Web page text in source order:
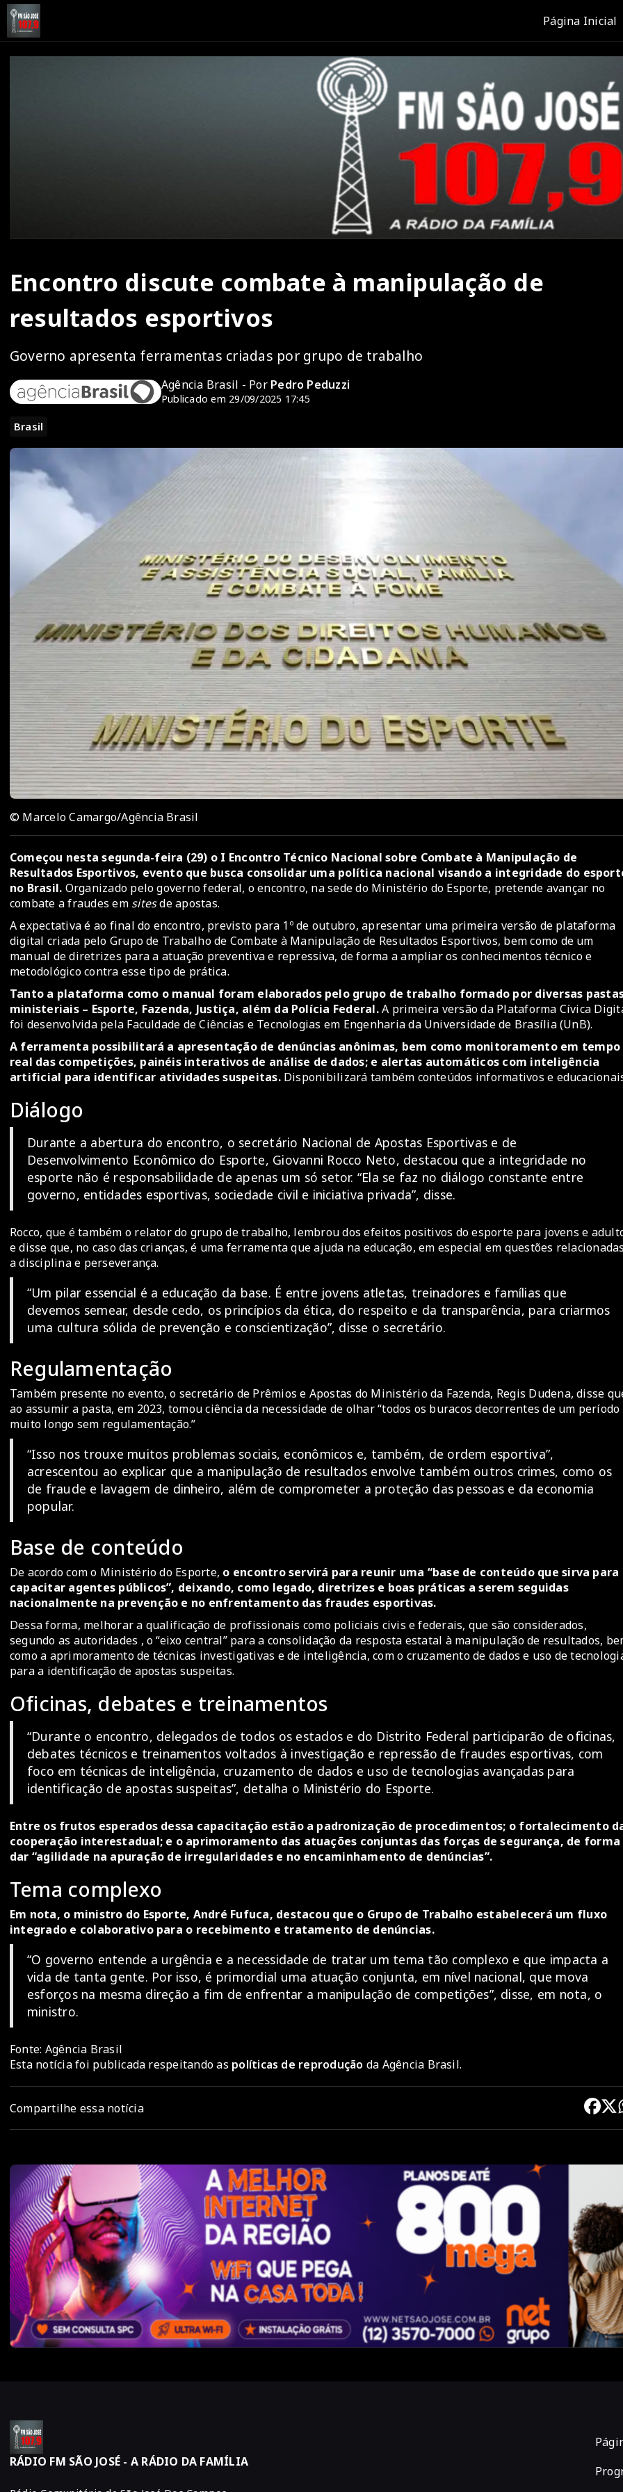
Página Inicial
Encontro discute combate à manipulação de
resultados esportivos
Governo apresenta ferramentas criadas por grupo de trabalho
Agência Brasil - Por Pedro Peduzzi
Publicado em 29/09/2025 17:45
Brasil
© Marcelo Camargo/Agência Brasil
Começou nesta segunda-feira (29) o I Encontro Técnico Nacional sobre Combate à Manipulação de
Resultados Esportivos, evento que busca consolidar uma política nacional visando a integridade do
no Brasil. Organizado pelo governo federal, o encontro, na sede do Ministério do Esporte, pretende avançar no
combate a fraudes em sitesde apostas.
A expectativa é ao final do encontro, previsto para 1º de outubro, apresentar uma primeira versão de plataforma
digital criada pelo Grupo de Trabalho de Combate à Manipulação de Resultados Esportivos, bem como de um
manual de diretrizes para a atuação preventiva e repressiva, de forma a ampliar os conhecimentos técnico e
metodológico contra esse tipo de prática.
Tanto a plataforma como o manual foram elaborados pelo grupo de trabalho formado por diversas
ministeriais – Esporte, Fazenda, Justiça, além da Polícia Federal.A primeira versão da Plataforma Cívica
foi desenvolvida pela Faculdade de Ciências e Tecnologias em Engenharia da Universidade de Brasília (UnB).
A ferramenta possibilitará a apresentação de denúncias anônimas, bem como monitoramento em tempo
real das competições, painéis interativos de análise de dados; e alertas automáticos com inteligência
artificial para identificar atividades suspeitas.Disponibilizará também conteúdos informativos e
Diálogo
Durante a abertura do encontro, o secretário Nacional de Apostas Esportivas e de
Desenvolvimento Econômico do Esporte, Giovanni Rocco Neto, destacou que a integridade no
esporte não é responsabilidade de apenas um só setor. “Ela se faz no diálogo constante entre
governo, entidades esportivas, sociedade civil e iniciativa privada”, disse.
Rocco, que é também o relator do grupo de trabalho, lembrou dos efeitos positivos do esporte para jovens e
e disse que, no caso das crianças, é uma ferramenta que ajuda na educação, em especial em questões relacionadas
a disciplina e perseverança.
“Um pilar essencial é a educação da base. É entre jovens atletas, treinadores e famílias que
devemos semear, desde cedo, os princípios da ética, do respeito e da transparência, para criarmos
uma cultura sólida de prevenção e conscientização”, disse o secretário.
Regulamentação
Também presente no evento, o secretário de Prêmios e Apostas do Ministério da Fazenda, Regis Dudena, disse
ao assumir a pasta, em 2023, tomou ciência da necessidade de olhar “todos os buracos decorrentes de um período
muito longo sem regulamentação.”
“Isso nos trouxe muitos problemas sociais, econômicos e, também, de ordem esportiva”,
acrescentou ao explicar que a manipulação de resultados envolve também outros crimes, como os
de fraude e lavagem de dinheiro, além de comprometer a proteção das pessoas e da economia
popular.
Base de conteúdo
De acordo com o Ministério do Esporte, o encontro servirá para reunir uma “base de conteúdo que sirva para
capacitar agentes públicos”, deixando, como legado, diretrizes e boas práticas a serem seguidas
nacionalmente na prevenção e no enfrentamento das fraudes esportivas.
Dessa forma, melhorar a qualificação de profissionais como policiais civis e federais, que são considerados,
segundo as autoridades , o “eixo central” para a consolidação da resposta estatal à manipulação de resultados,
como a aprimoramento de técnicas investigativas e de inteligência, com o cruzamento de dados e uso de
para a identificação de apostas suspeitas.
Oficinas, debates e treinamentos
“Durante o encontro, delegados de todos os estados e do Distrito Federal participarão de oficinas,
debates técnicos e treinamentos voltados à investigação e repressão de fraudes esportivas, com
foco em técnicas de inteligência, cruzamento de dados e uso de tecnologias avançadas para
identificação de apostas suspeitas”, detalha o Ministério do Esporte.
Entre os frutos esperados dessa capacitação estão a padronização de procedimentos; o fortalecimento
cooperação interestadual; e o aprimoramento das atuações conjuntas das forças de segurança, de forma
dar “agilidade na apuração de irregularidades e no encaminhamento de denúncias”.
Tema complexo
Em nota, o ministro do Esporte, André Fufuca, destacou que o Grupo de Trabalho estabelecerá um fluxo
integrado e colaborativo para o recebimento e tratamento de denúncias.
“O governo entende a urgência e a necessidade de tratar um tema tão complexo e que impacta a
vida de tanta gente. Por isso, é primordial uma atuação conjunta, em nível nacional, que mova
esforços na mesma direção a fim de enfrentar a manipulação de competições”, disse, em nota, o
ministro.
Fonte: Agência Brasil
Esta notícia foi publicada respeitando as políticas de reprodução da Agência Brasil.
Compartilhe essa notícia
RÁDIO FM SÃO JOSÉ - A RÁDIO DA FAMÍLIA